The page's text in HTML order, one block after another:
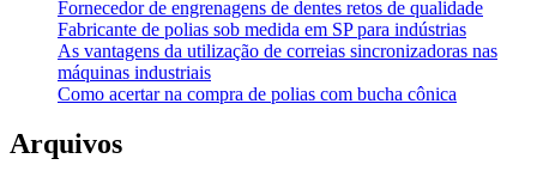
Fornecedor de engrenagens de dentes retos de qualidade
Fabricante de polias sob medida em SP para indústrias
As vantagens da utilização de correias sincronizadoras nas
máquinas industriais
Como acertar na compra de polias com bucha cônica
Arquivos